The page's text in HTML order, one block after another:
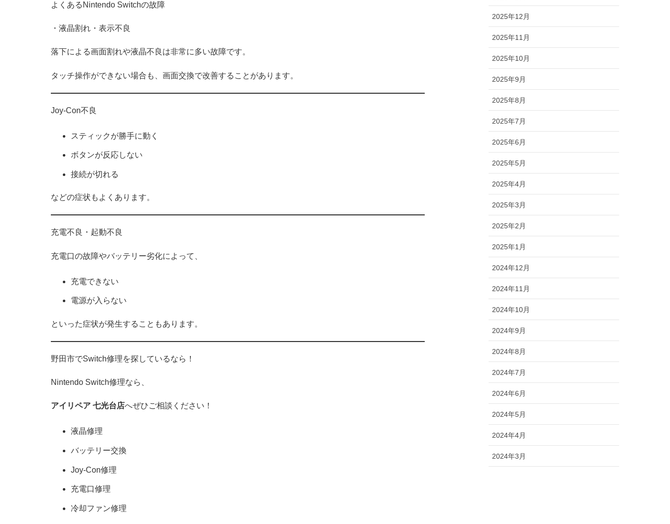
よくあるNintendo Switchの故障
・液晶割れ・表示不良
落下による画面割れや液晶不良は非常に多い故障です。
タッチ操作ができない場合も、画面交換で改善することがあります。
Joy-Con不良
スティックが勝手に動く
ボタンが反応しない
接続が切れる
などの症状もよくあります。
充電不良・起動不良
充電口の故障やバッテリー劣化によって、
充電できない
電源が入らない
といった症状が発生することもあります。
野田市でSwitch修理を探しているなら！
Nintendo Switch修理なら、
アイリペア 七光台店へぜひご相談ください！
液晶修理
バッテリー交換
Joy-Con修理
充電口修理
冷却ファン修理
2025年12月
2025年11月
2025年10月
2025年9月
2025年8月
2025年7月
2025年6月
2025年5月
2025年4月
2025年3月
2025年2月
2025年1月
2024年12月
2024年11月
2024年10月
2024年9月
2024年8月
2024年7月
2024年6月
2024年5月
2024年4月
2024年3月